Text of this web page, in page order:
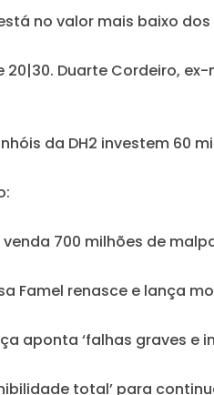
no valor mais baixo
20|30. Duarte Cordeiro,
da DH2 investem 60
venda 700 milhões de
Famel renasce e lança
aponta ‘falhas graves e
total’ para